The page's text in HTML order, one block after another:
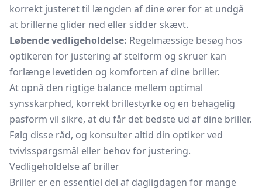
korrekt justeret til længden af dine ører for at undgå
at brillerne glider ned eller sidder skævt.
Løbende vedligeholdelse: Regelmæssige besøg hos
optikeren for justering af stelform og skruer kan
forlænge levetiden og komforten af dine briller.
At opnå den rigtige balance mellem optimal
synsskarphed, korrekt brillestyrke og en behagelig
pasform vil sikre, at du får det bedste ud af dine briller.
Følg disse råd, og konsulter altid din optiker ved
tvivlsspørgsmål eller behov for justering.
Vedligeholdelse af briller
Briller er en essentiel del af dagligdagen for mange